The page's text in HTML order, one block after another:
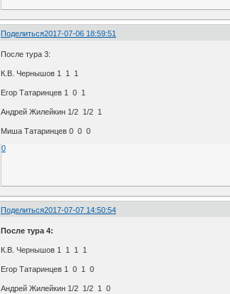
Поделиться2017-07-06 18:59:51
После тура 3:
К.В. Чернышов 1 1 1
Егор Татаринцев 1 0 1
Андрей Жилейкин 1/2 1/2 1
Миша Татаринцев 0 0 0
0
Поделиться2017-07-07 14:50:54
После тура 4:
К.В. Чернышов 1 1 1 1
Егор Татаринцев 1 0 1 0
Андрей Жилейкин 1/2 1/2 1 0